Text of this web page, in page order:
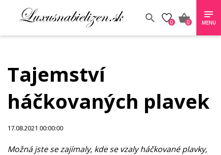
0 0 MENU
Tajemství
háčkovaných plavek
17.08.2021 00:00:00
Možná jste se zajímaly, kde se vzaly háčkované plavky,